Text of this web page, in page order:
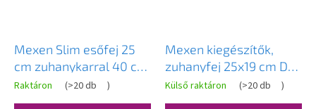
Mexen Slim esőfej 25
cm zuhanykarral 40 cm,
fekete, 79225211-70
Raktáron (>20 db )
Mexen kiegészítők,
zuhanyfej 25x19 cm D-
49, fekete-arany,
79749-75
Külső raktáron (>20 db )